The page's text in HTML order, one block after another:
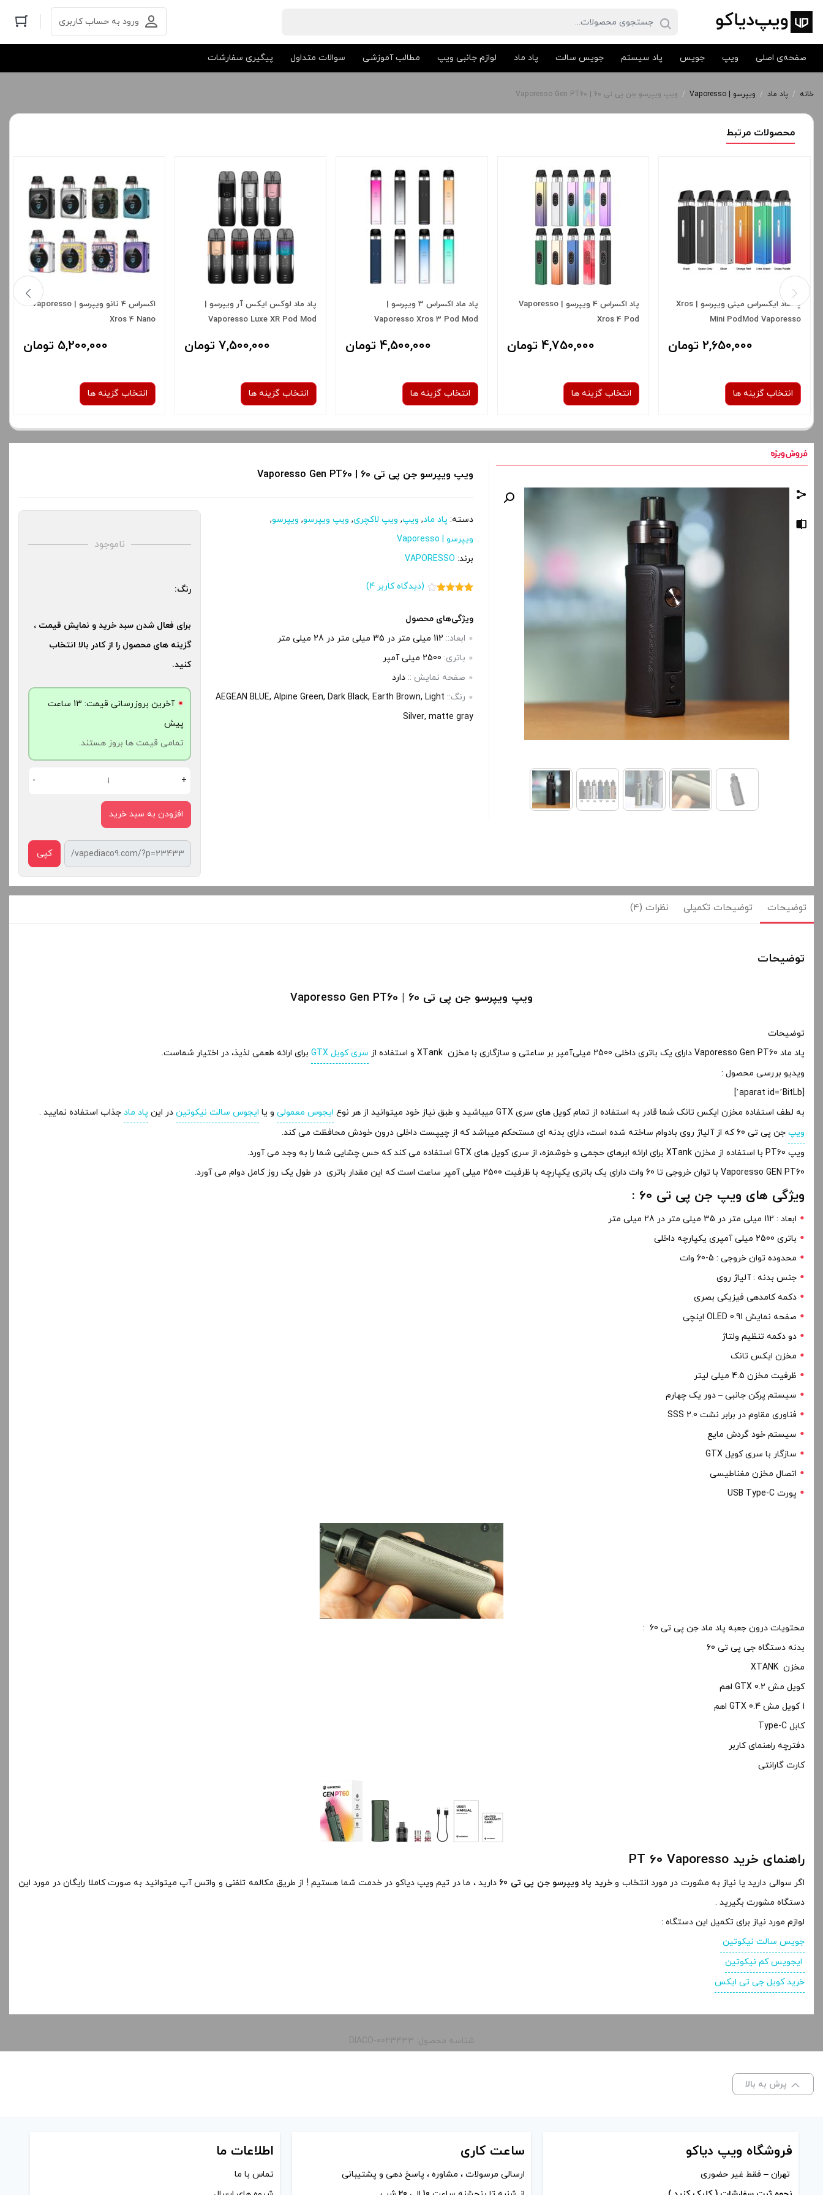
ورود به حساب کاربری
صفحه‌ی اصلی ویپ جویس پاد سیستم جویس سالت پاد ماد لوازم جانبی ویپ مطالب آموزشی سوالات متداول پیگیری سفارشات
خانه / پاد ماد / ویپرسو | Vaporesso / ویپ ویپرسو جن پی تی 60 | Vaporesso Gen PT60
محصولات مرتبط
پادماد ایکسراس مینی ویپرسو | Xros
Mini PodMod Vaporesso
2,650,000 تومان
انتخاب گزینه ها
رنگ:
space gray
صاف
برای فعال شدن سبد خرید و نمایش
قیمت ، گزینه های محصول را از کادر
آخرین بروزرسانی قیمت: 13
تمامی قیمت ها بروز هستند.
افزودن به سبد خرید
کپ
پاد اکسراس 4 ویپرسو | Vaporesso
Xros 4 Pod
4,750,000 تومان
انتخاب گزینه ها
رنگ:
Sunset Neon
صاف
قیمت ، گزینه های محصول را از کادر
بالا انتخاب کنید.
آخرین بروزرسانی قیمت: 17
افزودن به سبد خرید
کپ
پاد ماد اکسراس 3 ویپرسو |
Vaporesso Xros 3 Pod Mod
4,500,000 تومان
انتخاب گزینه ها
رنگ:
برای فعال شدن سبد خرید و نمایش
قیمت ، گزینه های محصول را از کادر
بالا انتخاب کنید.
آخرین بروزرسانی قیمت: 13
ساعت پیش
افزودن به سبد خرید
پاد ماد لوکس ایکس آر ویپرسو |
Vaporesso Luxe XR Pod Mod
7,500,000 تومان
انتخاب گزینه ها
رنگ:
برای فعال شدن سبد خرید و نمایش
-
افزودن به سبد خرید
اکسراس 4 نانو ویپرسو | Vaporesso
Xros 4 Nano
5,200,000 تومان
انتخاب گزینه ها
رنگ:
برای فعال شدن سبد خرید و نمایش
بالا انتخاب کنید.
تمامی قیمت ها بروز هستند.
افزودن به سبد خرید
ی
ویپ ویپرسو جن پی تی 60 | Vaporesso Gen PT60
دسته: پاد ماد, ویپ, ویپ لاکچری, ویپ ویپرسو, ویپرسو,
ویپرسو | Vaporesso
برند: VAPORESSO
امتیاز
مشتری
(دیدگاه کاربر 4
)
ویژگی‌های محصول
ابعاد:: 112 میلی متر در 35 میلی متر در 28 میلی متر
باتری: 2500 میلی آمپر
صفحه‌ نمایش ::دارد
رنگ:: AEGEAN BLUE, Alpine Green, Dark Black, Earth Brown, Light
Silver, matte gray
ناموجود
رنگ:
برای فعال شدن سبد خرید و نمایش قیمت ،
گزینه های محصول را از کادر بالا انتخاب
کنید.
آخرین بروزرسانی قیمت: 13 ساعت
پیش
تمامی قیمت ها بروز هستند.
- +
افزودن به سبد خرید
کپی
توضیحات توضیحات تکمیلی نظرات (4)
توضیحات
ویپ ویپرسو جن پی تی 60 | Vaporesso Gen PT60
توضیحات
پاد ماد Vaporesso Gen PT60 دارای یک باتری داخلی 2500 میلی‌آمپر بر ساعتی و سازگاری با مخزن XTank و استفاده از
سری کویل GTX
برای ارائه طعمی لذیذ، در اختیار شماست.
ویدیو بررسی محصول :
[aparat id=’BitLb’]
به لطف استفاده مخزن ایکس تانک شما قادر به استفاده از تمام کویل های سری GTX میباشید و طبق نیاز خود میتوانید از هر نوع
ایجوس معمولی و یا ایجوس سالت نیکوتین در این پاد ماد جذاب استفاده نمایید .
ویپ جن پی تی 60 که از آلیاژ روی بادوام ساخته شده است، دارای بدنه ای مستحکم میباشد که از چیپست داخلی درون خودش محافظت می کند.
ویپ PT60 با استفاده از مخزن XTank برای ارائه ابرهای حجمی و خوشمزه، از سری کویل های GTX استفاده می کند که حس چشایی شما را به وجد می آورد.
Vaporesso GEN PT60 با توان خروجی تا 60 وات دارای یک باتری یکپارچه با ظرفیت 2500 میلی آمپر ساعت است که این مقدار باتری در طول یک روز کامل دوام می آورد.
ویژگی های ویپ جن پی تی 60 :
ابعاد : 112 میلی متر در 35 میلی متر در 28 میلی متر
باتری 2500 میلی آمپری یکپارچه داخلی
محدوده توان خروجی : 5-60 وات
جنس بدنه : آلیاژ روی
دکمه کامدهی فیزیکی بصری
صفحه نمایش OLED 0.91 اینچی
دو دکمه تنظیم ولتاژ
مخزن ایکس تانک
ظرفیت مخزن 4.5 میلی لیتر
سیستم پرکن جانبی – دور یک چهارم
فناوری مقاوم در برابر نشت SSS 2.0
سیستم خود گردش مایع
سازگار با سری کویل GTX
اتصال مخزن مغناطیسی
پورت USB Type-C
محتویات درون جعبه پاد ماد جن پی تی 60 :
بدنه دستگاه جی پی تی 60
مخزن XTANK
کویل مش GTX 0.2 اهم
1 کویل مش GTX 0.4 اهم
کابل Type-C
دفترچه راهنمای کاربر
کارت گارانتی
راهنمای خرید PT 60 Vaporesso
اگر سوالی دارید یا نیاز به مشورت در مورد انتخاب وخرید پاد ویپرسو جن پی تی 60
دارید ، ما در تیم ویپ دیاکو در خدمت شما هستیم ! از طریق مکالمه تلفنی و واتس آپ میتوانید به صورت کاملا رایگان در مورد این
دستگاه مشورت بگیرید .
لوازم مورد نیاز برای تکمیل این دستگاه :
جویس سالت نیکوتین
ایجویس کم نیکوتین
خرید کویل جی تی ایکس
شناسه محصول: DIACO-0023433
پرش به بالا
فروشگاه ویپ دیاکو
تهران – فقط غیر حضوری
ساعت کاری
ارسالی مرسولات ، مشاوره ، پاسخ دهی و پشتیبانی
اطلاعات ما
تماس با ما